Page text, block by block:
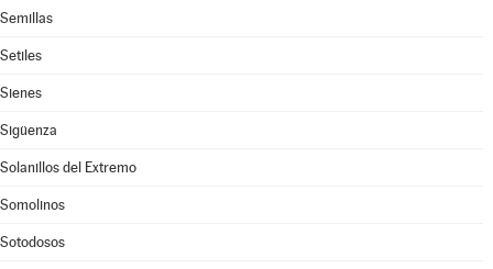
Semillas
Setiles
Sienes
Sigüenza
Solanillos del Extremo
Somolinos
Sotodosos